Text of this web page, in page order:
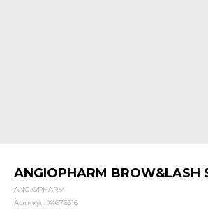
ANGIOPHARM BROW&LASH
ANGIOPHARM
Артикул: X4676316